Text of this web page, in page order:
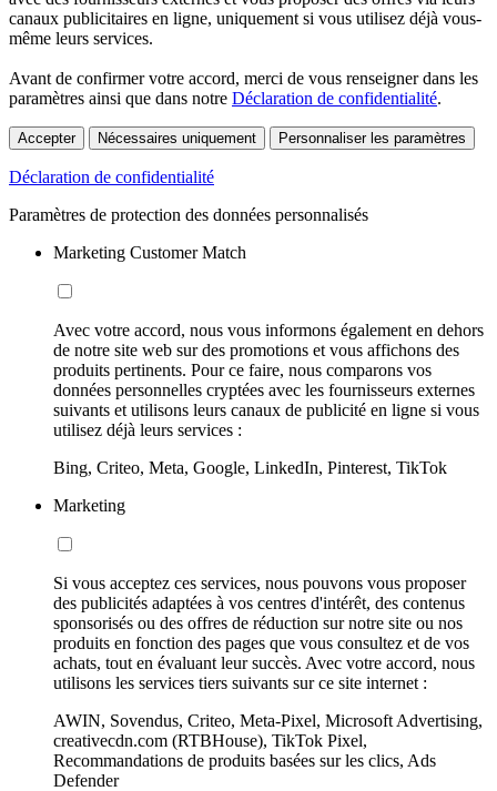
canaux publicitaires en ligne, uniquement si vous utilisez déjà vous-
même leurs services.
Avant de confirmer votre accord, merci de vous renseigner dans les
paramètres ainsi que dans notre Déclaration de confidentialité.
Accepter Nécessaires uniquement Personnaliser les paramètres
Déclaration de confidentialité
Paramètres de protection des données personnalisés
Marketing Customer Match
Avec votre accord, nous vous informons également en dehors
de notre site web sur des promotions et vous affichons des
produits pertinents. Pour ce faire, nous comparons vos
données personnelles cryptées avec les fournisseurs externes
suivants et utilisons leurs canaux de publicité en ligne si vous
utilisez déjà leurs services :
Bing, Criteo, Meta, Google, LinkedIn, Pinterest, TikTok
Marketing
Si vous acceptez ces services, nous pouvons vous proposer
des publicités adaptées à vos centres d'intérêt, des contenus
sponsorisés ou des offres de réduction sur notre site ou nos
produits en fonction des pages que vous consultez et de vos
achats, tout en évaluant leur succès. Avec votre accord, nous
utilisons les services tiers suivants sur ce site internet :
AWIN, Sovendus, Criteo, Meta-Pixel, Microsoft Advertising,
creativecdn.com (RTBHouse), TikTok Pixel,
Recommandations de produits basées sur les clics, Ads
Defender